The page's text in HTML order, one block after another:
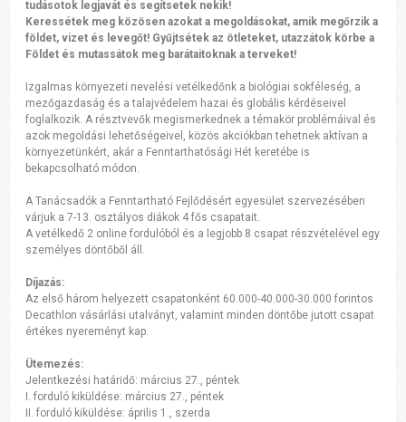
tudásotok legjavát és segítsetek nekik!
Keressétek meg közösen azokat a megoldásokat, amik megőrzik a
földet, vizet és levegőt! Gyűjtsétek az ötleteket, utazzátok körbe a
Földet és mutassátok meg barátaitoknak a terveket!
Izgalmas környezeti nevelési vetélkedőnk a biológiai sokféleség, a
mezőgazdaság és a talajvédelem hazai és globális kérdéseivel
foglalkozik. A résztvevők megismerkednek a témakör problémáival és
azok megoldási lehetőségeivel, közös akciókban tehetnek aktívan a
környezetünkért, akár a Fenntarthatósági Hét keretébe is
bekapcsolható módon.
A Tanácsadók a Fenntartható Fejlődésért egyesület szervezésében
várjuk a 7-13. osztályos diákok 4 fős csapatait.
A vetélkedő 2 online fordulóból és a legjobb 8 csapat részvételével egy
személyes döntőből áll.
Díjazás:
Az első három helyezett csapatonként 60.000-40.000-30.000 forintos
Decathlon vásárlási utalványt, valamint minden döntőbe jutott csapat
értékes nyereményt kap.
Ütemezés:
Jelentkezési határidő: március 27., péntek
I. forduló kiküldése: március 27., péntek
II. forduló kiküldése: április 1., szerda